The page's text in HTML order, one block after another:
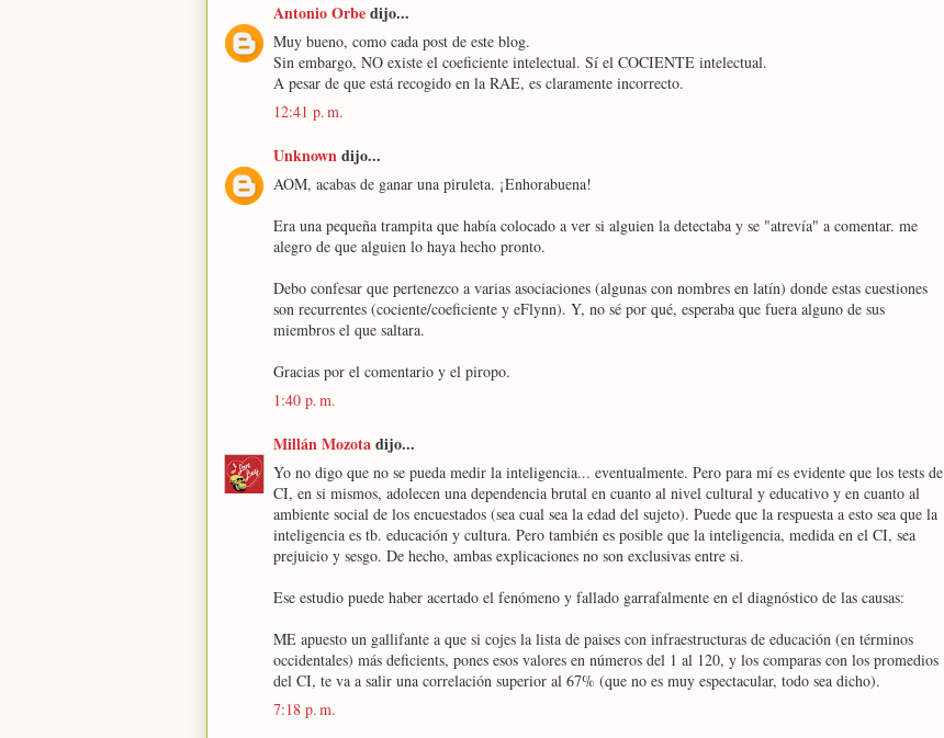
Antonio Orbedijo...
Muy bueno, como cada post de este blog.
Sin embargo, NO existe el coeficiente intelectual. Sí el COCIENTE intelectual.
A pesar de que está recogido en la RAE, es claramente incorrecto.
12:41 p. m.
Unknowndijo...
AOM, acabas de ganar una piruleta. ¡Enhorabuena!
Era una pequeña trampita que había colocado a ver si alguien la detectaba y se "atrevía" a comentar. me
alegro de que alguien lo haya hecho pronto.
Debo confesar que pertenezco a varias asociaciones (algunas con nombres en latín) donde estas cuestiones
son recurrentes (cociente/coeficiente y eFlynn). Y, no sé por qué, esperaba que fuera alguno de sus
miembros el que saltara.
Gracias por el comentario y el piropo.
1:40 p. m.
Millán Mozotadijo...
Yo no digo que no se pueda medir la inteligencia... eventualmente. Pero para mí es evidente que los tests de
CI, en si mismos, adolecen una dependencia brutal en cuanto al nivel cultural y educativo y en cuanto al
ambiente social de los encuestados (sea cual sea la edad del sujeto). Puede que la respuesta a esto sea que la
inteligencia es tb. educación y cultura. Pero también es posible que la inteligencia, medida en el CI, sea
prejuicio y sesgo. De hecho, ambas explicaciones no son exclusivas entre si.
Ese estudio puede haber acertado el fenómeno y fallado garrafalmente en el diagnóstico de las causas:
ME apuesto un gallifante a que si cojes la lista de paises con infraestructuras de educación (en términos
occidentales) más deficients, pones esos valores en números del 1 al 120, y los comparas con los promedios
del CI, te va a salir una correlación superior al 67% (que no es muy espectacular, todo sea dicho).
7:18 p. m.